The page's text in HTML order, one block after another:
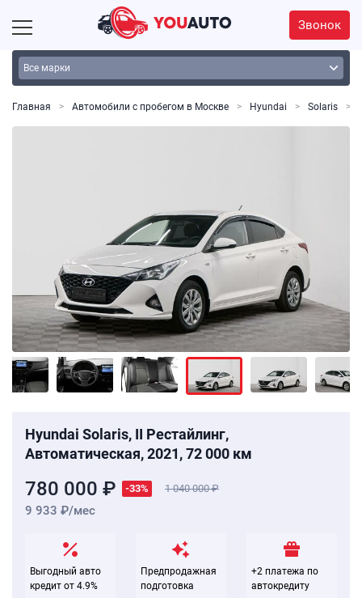
Звонок
Главная Автомобили с пробегом в Москве Hyundai Solaris
Hyundai Solaris, II Рестайлинг,
Автоматическая, 2021, 72 000 км
780 000 ₽ -33% 1 040 000
9 933 ₽/мес
Выгодный авто
кредит от 4.9%
Предпродажная
подготовка
+2 платежа по
автокредиту